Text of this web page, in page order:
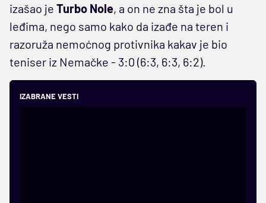
izašao je Turbo Nole, a on ne zna šta je bol u
leđima, nego samo kako da izađe na teren i
razoruža nemoćnog protivnika kakav je bio
teniser iz Nemačke - 3:0 (6:3, 6:3, 6:2).
IZABRANE VESTI